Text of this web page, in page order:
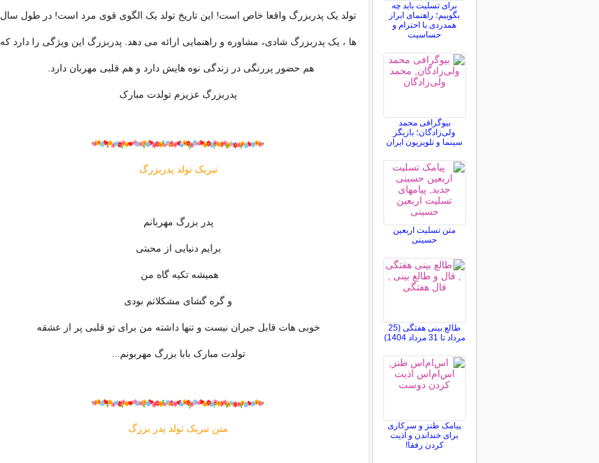
تولد یک پدربزرگ واقعا خاص است! این تاریخ تولد یک الگوی قوی مرد است! در طول سال
ها ، یک پدربزرگ شادی، مشاوره و راهنمایی ارائه می دهد. پدربزرگ این ویژگی را دارد که
هم حضور پررنگی در زندگی نوه هایش دارد و هم قلبی مهربان دارد.
پدربزرگ عزیزم تولدت مبارک
تبریک تولد پدربزرگ
پدر بزرگ مهربانم
برایم دنیایی از محبتی
همیشه تکیه گاه من
و گره گشای مشکلاتم بودی
خوبی هات قابل جبران نیست و تنها داشته من برای تو قلبی پر از عشقه
تولدت مبارک بابا بزرگ مهربونم...
متن تبریک تولد پدر بزرگ
برای تسلیت باید چه
بگوییم؛ راهنمای ابراز
همدردی با احترام و
حساسیت
بیوگرافی محمد
ولی‌زادگان؛ بازیگر
سینما و تلویزیون ایران
متن تسلیت اربعین
حسینی
طالع بینی هفتگی (25
مرداد تا 31 مرداد 1404)
پیامک طنز و سرکاری
برای خنداندن و اذیت
کردن رفقا!